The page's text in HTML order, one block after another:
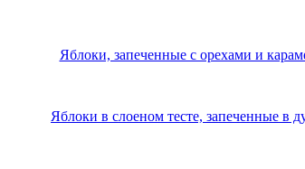
Яблоки, запеченные с орехами и
Яблоки в слоеном тесте, запеченные в